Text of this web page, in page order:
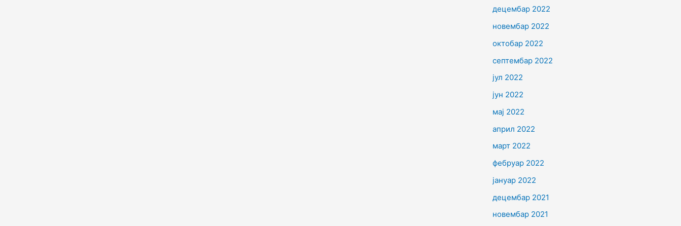
децембар 2022
новембар 2022
октобар 2022
септембар 2022
јул 2022
јун 2022
мај 2022
април 2022
март 2022
фебруар 2022
јануар 2022
децембар 2021
новембар 2021